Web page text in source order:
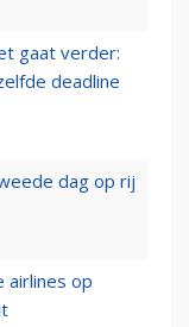
gaat verder:
deadline
dag op rij
airlines op